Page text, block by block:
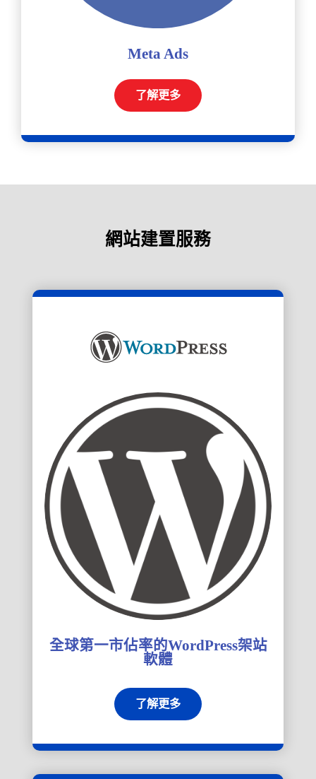
Meta Ads
了解更多
網站建置服務
全球第一市佔率的WordPress架站
軟體
了解更多